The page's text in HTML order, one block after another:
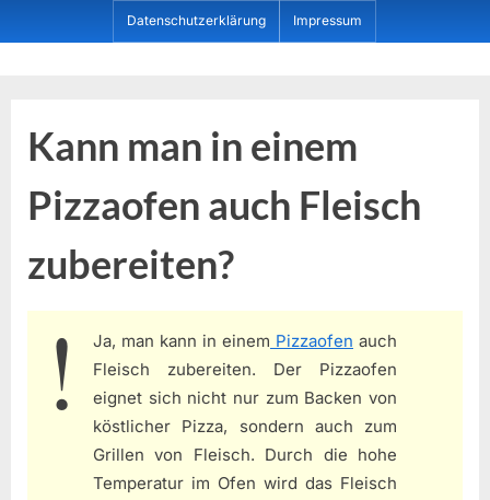
to
Datenschutzerklärung Impressum
Kann man in einem
Pizzaofen auch Fleisch
zubereiten?
Ja, man kann in einem Pizzaofen auch
Fleisch zubereiten. Der Pizzaofen
eignet sich nicht nur zum Backen von
köstlicher Pizza, sondern auch zum
Grillen von Fleisch. Durch die hohe
Temperatur im Ofen wird das Fleisch